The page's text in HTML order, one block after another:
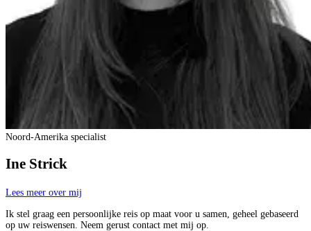
Noord-Amerika specialist
Ine Strick
Lees meer over mij
Ik stel graag een persoonlijke reis op maat voor u samen, geheel gebaseerd
op uw reiswensen. Neem gerust contact met mij op.